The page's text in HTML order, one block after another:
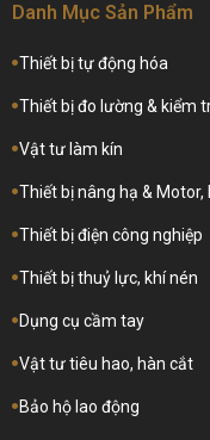
Danh Mục Sản Phẩm
Thiết bị tự động hóa
Thiết bị đo lường & kiểm
Vật tư làm kín
Thiết bị nâng hạ & Motor,
Thiết bị điện công nghiệp
Thiết bị thuỷ lực, khí nén
Dụng cụ cầm tay
Vật tư tiêu hao, hàn cắt
Bảo hộ lao động